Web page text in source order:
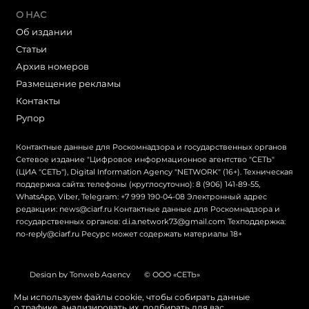
О НАС
Об издании
Статьи
Архив номеров
Размещение рекламы
Контакты
Рупор
Контактные данные для Роскомнадзора и государственных органов
Сетевое издание "Цифровое информационное агентство "СЕТЬ"
(ЦИА "СЕТЬ"), Digital Information Agency "NETWORK" (16+). Техническая
поддержка сайта: телефоны (круглосуточно): 8 (906) 141-89-55,
WhatsApp, Viber, Telegram: +7 999 190-04-08 Электронный адрес
редакции: news@ciarf.ru Контактные данные для Роскомнадзора и
государственных органов: d.i.a.network73@gmail.com Техподдержка:
no-reply@ciarf.ru Ресурс может содержать материалы 18+
Design by Tonweb Agency © ООО «СЕТЬ»
Политика конфиденциальности Карта сайта
Мы используем файлы cookie, чтобы собирать данные